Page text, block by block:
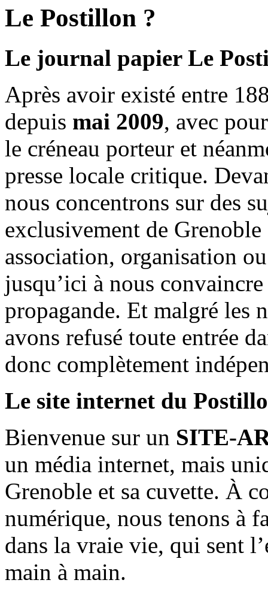
Le Postillon ?
Le journal papier Le
Après avoir existé entre
depuis mai 2009, avec
le créneau porteur et
presse locale critique.
nous concentrons sur des
exclusivement de
association, organisation
jusqu’ici à nous
propagande. Et malgré les
avons refusé toute entrée
donc complètement
Le site internet du
Bienvenue sur un SITE-
un média internet, mais
Grenoble et sa cuvette. À
numérique, nous tenons à
dans la vraie vie, qui sent
main à main.